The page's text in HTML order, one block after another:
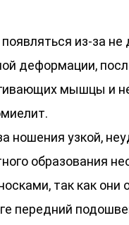
из-за
деформации,
мышцы и
ношения узкой,
образования
так как
передний